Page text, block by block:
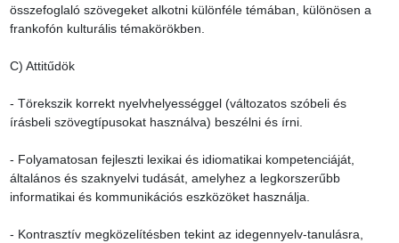
összefoglaló szövegeket alkotni különféle témában, különösen a
frankofón kulturális témakörökben.
C) Attitűdök
- Törekszik korrekt nyelvhelyességgel (változatos szóbeli és
írásbeli szövegtípusokat használva) beszélni és írni.
- Folyamatosan fejleszti lexikai és idiomatikai kompetenciáját,
általános és szaknyelvi tudását, amelyhez a legkorszerűbb
informatikai és kommunikációs eszközöket használja.
- Kontrasztív megközelítésben tekint az idegennyelv-tanulásra,